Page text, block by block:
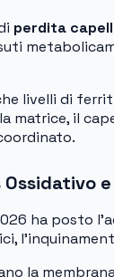
perdita
livelli di
matrice, il
Ossidativo
ha posto
la